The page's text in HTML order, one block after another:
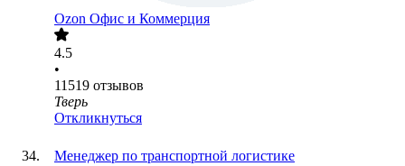
Ozon Офис и Коммерция
4.5
•
11519 отзывов
Тверь
Откликнуться
Менеджер по транспортной логистике